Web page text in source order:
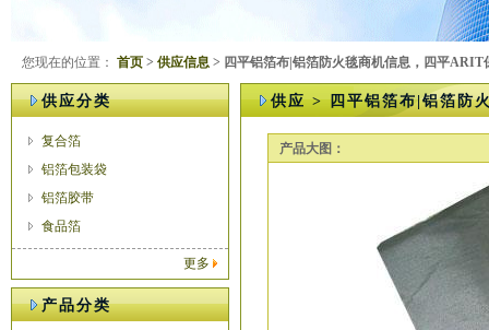
您现在的位置： 首页 > 供应信息 > 四平铝箔布|铝箔防火毯商机信息，四平ARIT
供应分类
复合箔
铝箔包装袋
铝箔胶带
食品箔
更多
产品分类
供应 > 四平铝箔布|铝箔防
产品大图：